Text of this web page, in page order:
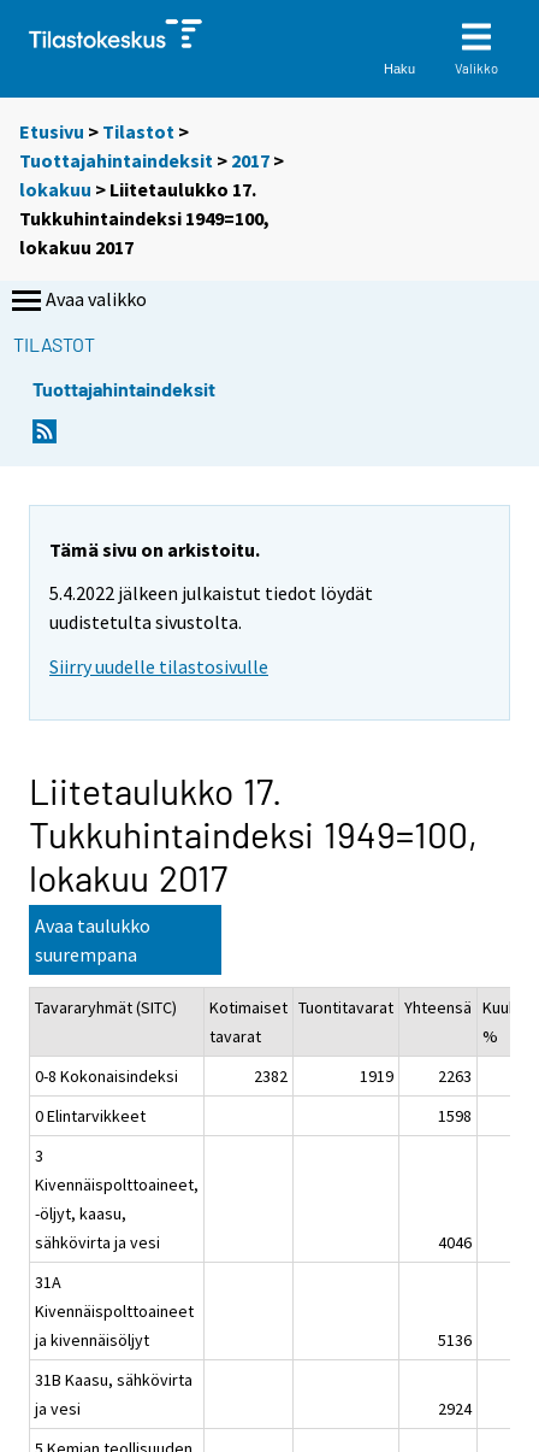
Haku Valikko
Etusivu > Tilastot >
Tuottajahintaindeksit > 2017 >
lokakuu > Liitetaulukko 17.
Tukkuhintaindeksi 1949=100,
lokakuu 2017
Avaa valikko
TILASTOT
Tuottajahintaindeksit
Tämä sivu on arkistoitu.
5.4.2022 jälkeen julkaistut tiedot löydät
uudistetulta sivustolta.
Siirry uudelle tilastosivulle
Liitetaulukko 17.
Tukkuhintaindeksi 1949=100,
lokakuu 2017
Avaa taulukko
suurempana
Tavararyhmät (SITC)
Kotimaiset
tavarat
Tuontitavarat Yhteensä
%
0-8 Kokonaisindeksi
2382 1919
2263
0 Elintarvikkeet
1598
3
Kivennäispolttoaineet,
-öljyt, kaasu,
sähkövirta ja vesi
4046
31A
Kivennäispolttoaineet
ja kivennäisöljyt
5136
31B Kaasu, sähkövirta
ja vesi
2924